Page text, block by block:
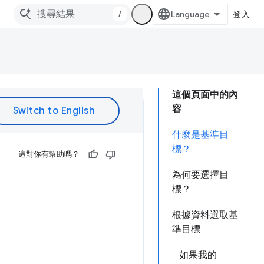
/ 登入
這個頁面中的內
容
什麼是基準目
標？
為何要選擇目
標？
根據資料選取基
準目標
如果我的
這對你有幫助嗎？